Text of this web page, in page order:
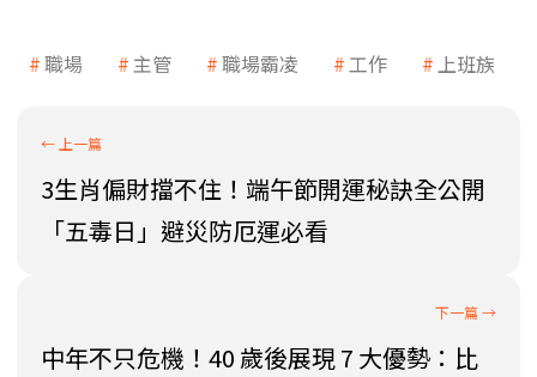
職場 主管 職場霸凌 工作 上班族
3生肖偏財擋不住！端午節開運秘訣全公開
「五毒日」避災防厄運必看
中年不只危機！40 歲後展現 7 大優勢：比